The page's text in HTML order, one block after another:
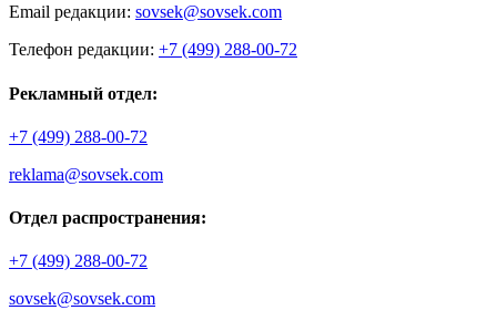
Email редакции: sovsek@sovsek.com
Телефон редакции: +7 (499) 288-00-72
Рекламный отдел:
+7 (499) 288-00-72
reklama@sovsek.com
Отдел распространения:
+7 (499) 288-00-72
sovsek@sovsek.com